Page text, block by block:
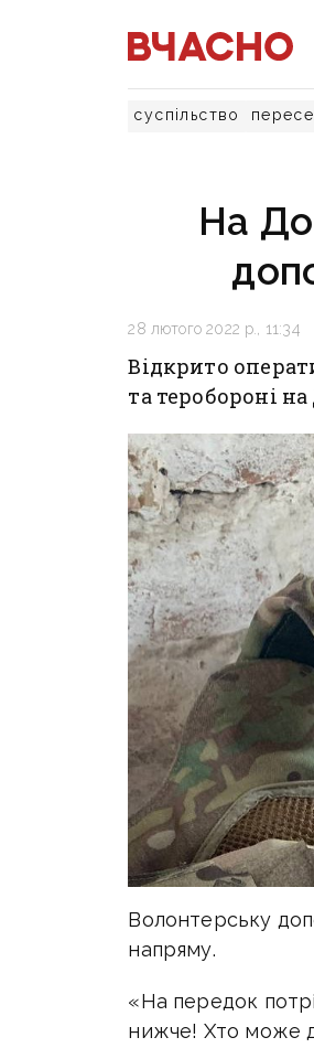
суспільство
На
28 лютого 2022 р., 11:34
Відкрито
та теробороні
Волонтерську
напряму.
«На передок
нижче! Хто може